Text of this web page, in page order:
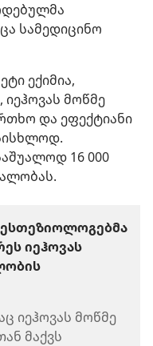
სამედიცინო
ექიმია,
მოწმე
და ეფექტიანი
16 000
იეჰოვას
იეჰოვას მოწმე
მაქვს